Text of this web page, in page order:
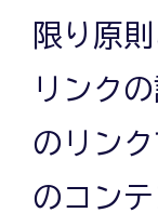
限り原
リンク
のリン
のコン